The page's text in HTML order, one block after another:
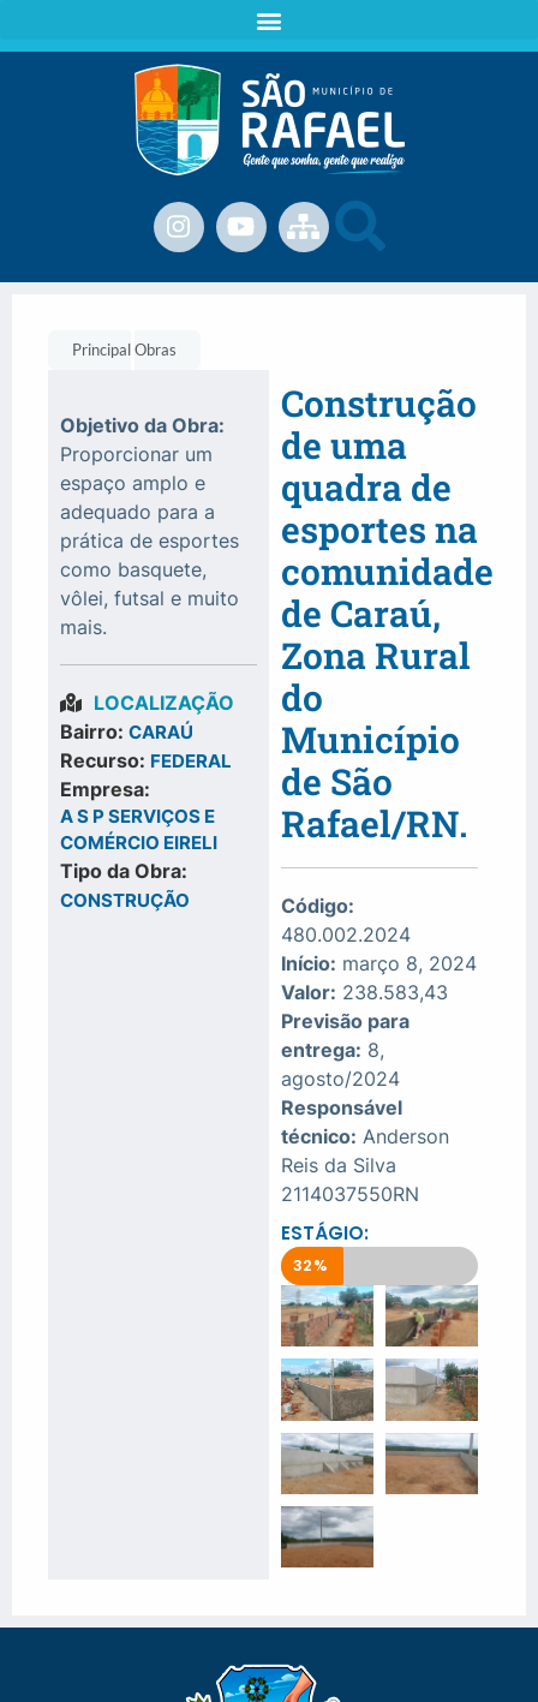
PrincipalObras
Objetivo da Obra:
Proporcionar um
espaço amplo e
adequado para a
prática de esportes
como basquete,
vôlei, futsal e muito
mais.
LOCALIZAÇÃO
Bairro: CARAÚ
Recurso: FEDERAL
Empresa:
A S P SERVIÇOS E
COMÉRCIO EIRELI
Tipo da Obra:
CONSTRUÇÃO
Construção
de uma
quadra de
esportes na
comunidade
de Caraú,
Zona Rural
do
Município
de São
Rafael/RN.
Código:
480.002.2024
Início: março 8, 2024
Valor: 238.583,43
Previsão para
entrega: 8,
agosto/2024
Responsável
técnico: Anderson
Reis da Silva
2114037550RN
ESTÁGIO:
EM ANDAMENTO
32%